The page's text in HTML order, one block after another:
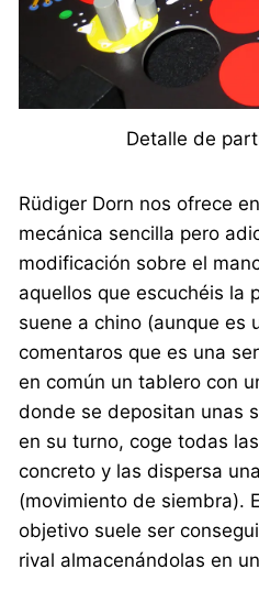
Detalle de
Rüdiger Dorn nos ofrece
mecánica sencilla pero
modificación sobre el
aquellos que escuchéis la
suene a chino (aunque es
comentaros que es una
en común un tablero con
donde se depositan unas
en su turno, coge todas
concreto y las dispersa
(movimiento de siembra).
objetivo suele ser
rival almacenándolas en